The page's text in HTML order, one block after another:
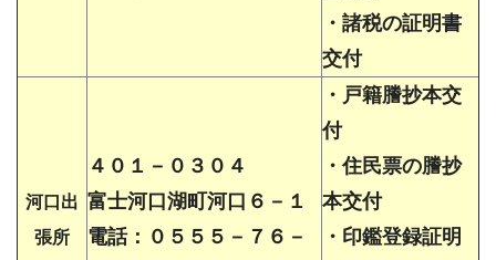
・諸税の証明書
交付
河口出
張所
４０１－０３０４
富士河口湖町河口６－１
電話：０５５５－７６－
・戸籍謄抄本交
付
・住民票の謄抄
本交付
・印鑑登録証明